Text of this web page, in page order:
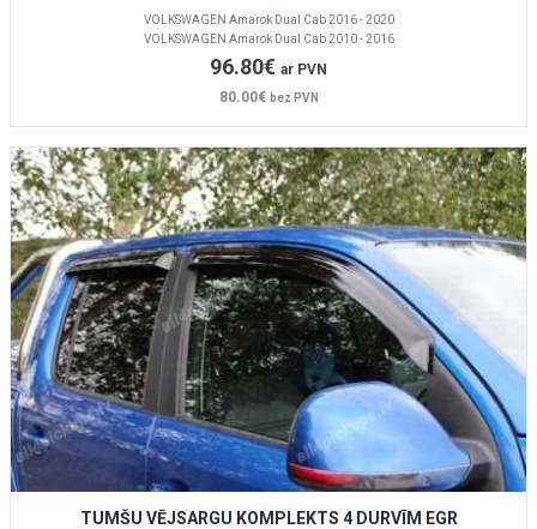
VOLKSWAGEN Amarok Dual Cab 2016 - 2020
VOLKSWAGEN Amarok Dual Cab 2010 - 2016
96.80€ ar PVN
80.00€ bez PVN
TUMŠU VĒJSARGU KOMPLEKTS 4 DURVĪM EGR